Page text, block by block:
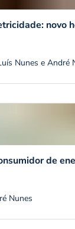
novo
Nunes e André
de
Nunes